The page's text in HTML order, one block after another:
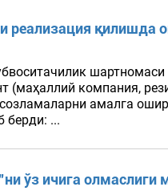
реализация
(маҳаллий компания,
амалга
...
ўз ичига олмаслиги